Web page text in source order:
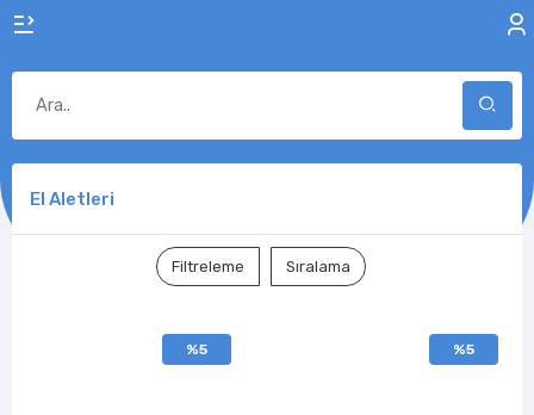
El Aletleri
Filtreleme Sıralama
%5 %5